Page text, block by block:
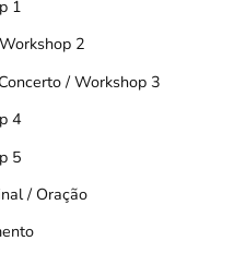
1
2
/ Workshop 3
4
5
/ Oração